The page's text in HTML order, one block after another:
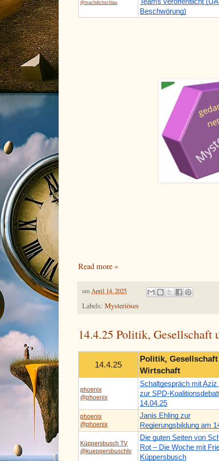
@machdichschlau
Beschwörung)
Read more »
umApril 14, 2025
Labels: Mysteriöses
14.4.25 Politik, Gesellschaft
14.4.25
Politik,
Wirtschaft
phoenix
@phoenix
Schaltgespräch mit
zur SPD-
14.04.25
phoenix
@phoenix
Janis Ehling zur
Regierungsbildung am
Küppersbusch TV
@kueppersbuschtv
Die guten Seiten von
Rot – Die Woche mit
Küppersbusch